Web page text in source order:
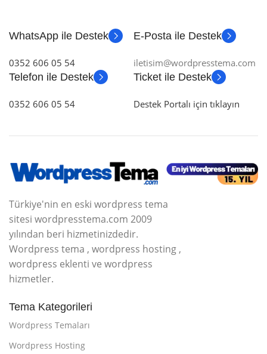
WhatsApp ile Destek
0352 606 05 54
E-Posta ile Destek
iletisim@wordpresstema.com
Telefon ile Destek
0352 606 05 54
Ticket ile Destek
Destek Portalı için tıklayın
Türkiye'nin en eski wordpress tema
sitesi wordpresstema.com 2009
yılından beri hizmetinizdedir.
Wordpress tema , wordpress hosting ,
wordpress eklenti ve wordpress
hizmetler.
Tema Kategorileri
Wordpress Temaları
Wordpress Hosting